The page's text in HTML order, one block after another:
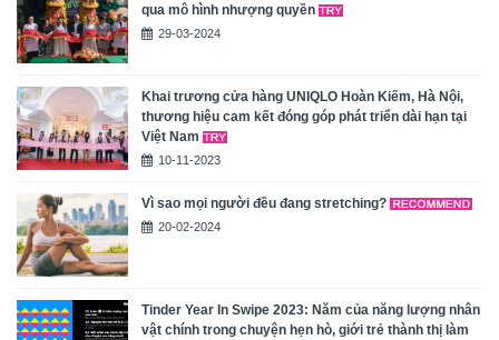
qua mô hình nhượng quyền
29-03-2024
Khai trương cửa hàng UNIQLO Hoàn Kiếm, Hà Nội,
thương hiệu cam kết đóng góp phát triển dài hạn tại
Việt Nam
10-11-2023
Vì sao mọi người đều đang stretching?
20-02-2024
Tinder Year In Swipe 2023: Năm của năng lượng nhân
vật chính trong chuyện hẹn hò, giới trẻ thành thị làm